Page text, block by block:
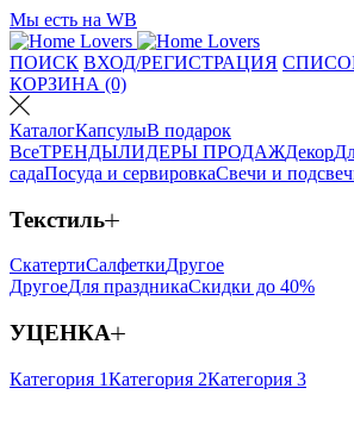
Мы есть на WB
ПОИСК ВХОД/РЕГИСТРАЦИЯ
КОРЗИНА (0)
КаталогКапсулыВ подарок
ВсеТРЕНДЫЛИДЕРЫ ПРОДАЖДекор
садаПосуда и сервировкаСвечи и
Текстиль
СкатертиСалфеткиДругое
ДругоеДля праздникаСкидки до 40%
УЦЕНКА
Категория 1Категория 2Категория 3